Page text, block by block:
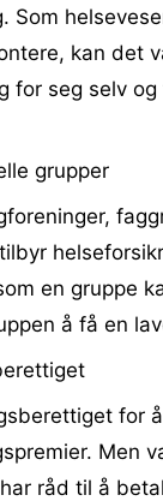
Som
kan det
for seg selv
grupper
en gruppe
å få en
for
Men
råd til å